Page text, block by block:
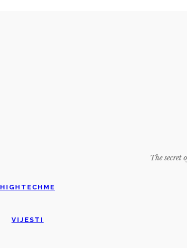
The secret
HIGHTECHME
VIJESTI